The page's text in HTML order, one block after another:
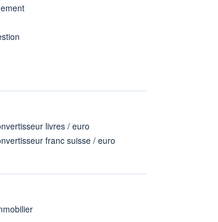
livres / euro
franc suisse / euro